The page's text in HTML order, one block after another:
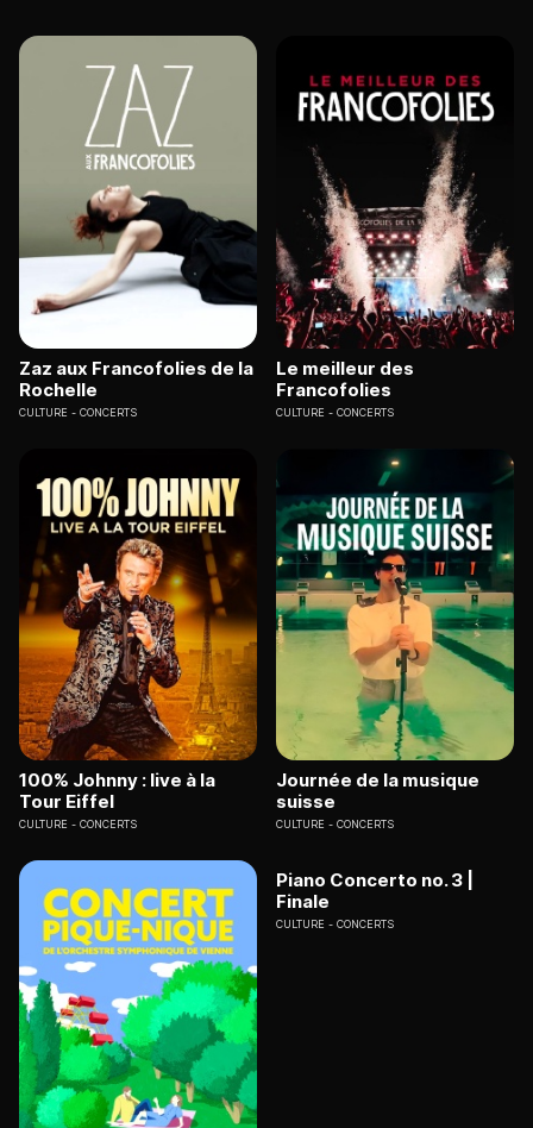
Zaz aux Francofolies de la
Rochelle
CULTURE CONCERTS
Le meilleur des
Francofolies
CULTURE CONCERTS
100% Johnny : live à la
Tour Eiffel
CULTURE CONCERTS
Journée de la musique
suisse
CULTURE CONCERTS
Piano Concerto no. 3 |
Finale
CULTURE CONCERTS